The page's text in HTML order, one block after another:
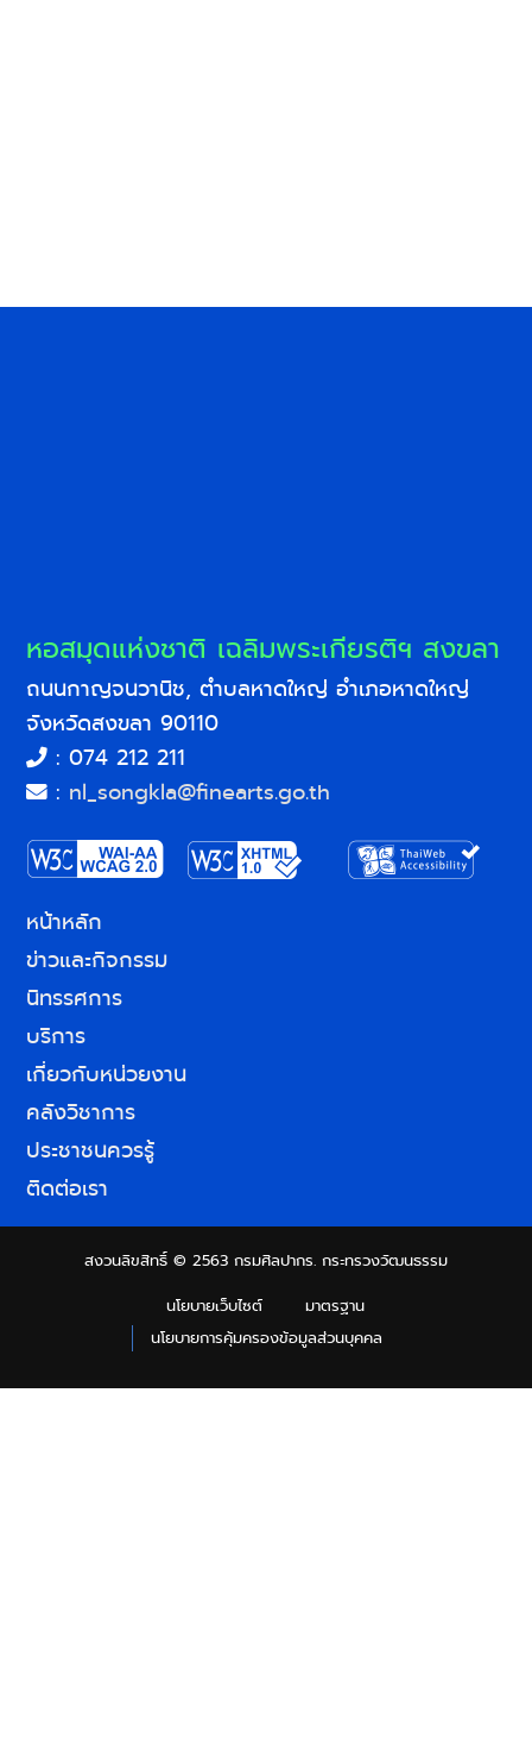
หอสมุดแห่งชาติ เฉลิมพระเกียรติฯ สงขลา
ถนนกาญจนวานิช, ตำบลหาดใหญ่ อำเภอหาดใหญ่
จังหวัดสงขลา 90110
: 074 212 211
: nl_songkla@finearts.go.th
หน้าหลัก
ข่าวและกิจกรรม
นิทรรศการ
บริการ
เกี่ยวกับหน่วยงาน
คลังวิชาการ
ประชาชนควรรู้
ติดต่อเรา
สงวนลิขสิทธิ์ © 2563 กรมศิลปากร. กระทรวงวัฒนธรรม
นโยบายเว็บไซต์
มาตรฐาน
นโยบายการคุ้มครองข้อมูลส่วนบุคคล